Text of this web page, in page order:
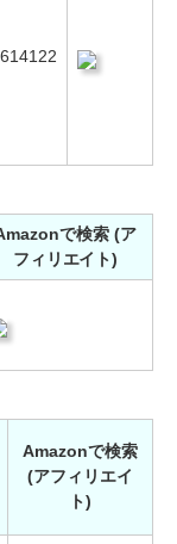
で検索 (ア
フィリエイト)
Amazonで検索
(アフィリエイ
ト)